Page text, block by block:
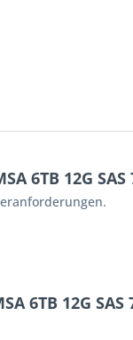
6TB 12G
6TB 12G